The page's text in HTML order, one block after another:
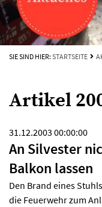
SIE SIND HIER: STARTSEITE
Artikel
31.12.2003 00:00:00
An Silvester
Balkon lassen
Den Brand eines
die Feuerwehr zum